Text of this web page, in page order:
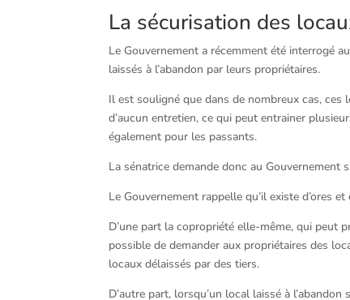
La sécurisation des
Le Gouvernement a récemment été interrogé
laissés à l’abandon par leurs propriétaires.
Il est souligné que dans de nombreux cas,
d’aucun entretien, ce qui peut entrainer
également pour les passants.
La sénatrice demande donc au Gouvernement
Le Gouvernement rappelle qu’il existe d’ores
D’une part la copropriété elle-même, qui peut
possible de demander aux propriétaires des
locaux délaissés par des tiers.
D’autre part, lorsqu’un local laissé à